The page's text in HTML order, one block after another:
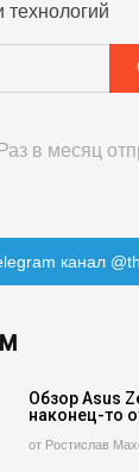
технологий
в месяц
канал
Обзор Asus
наконец-то
от Ростислав